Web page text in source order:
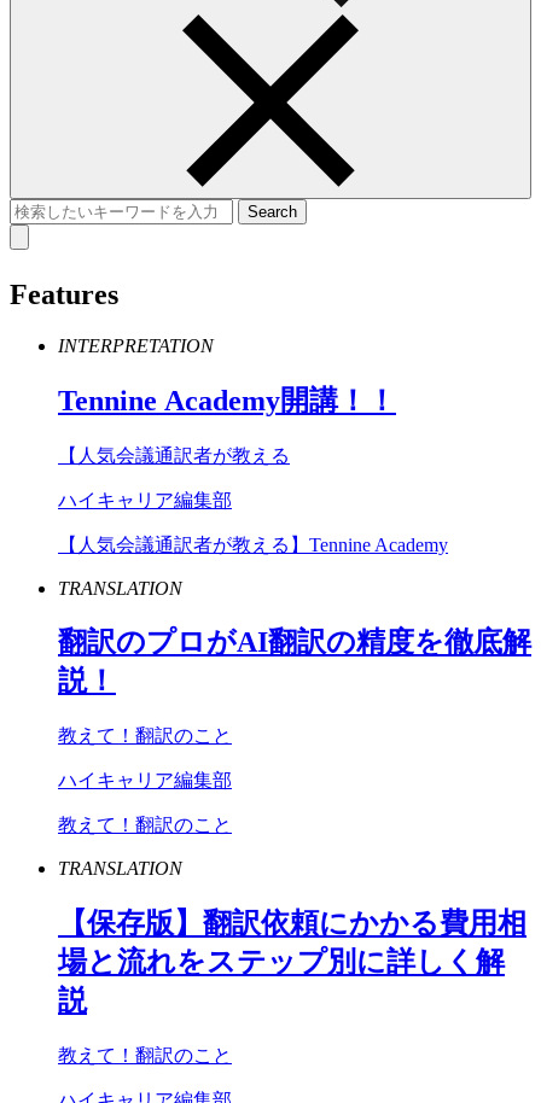
Features
INTERPRETATION
Tennine Academy開講！！
【人気会議通訳者が教える
ハイキャリア編集部
【人気会議通訳者が教える】Tennine Academy
TRANSLATION
翻訳のプロがAI翻訳の精度を徹底解
説！
教えて！翻訳のこと
ハイキャリア編集部
教えて！翻訳のこと
TRANSLATION
【保存版】翻訳依頼にかかる費用相
場と流れをステップ別に詳しく解
説
教えて！翻訳のこと